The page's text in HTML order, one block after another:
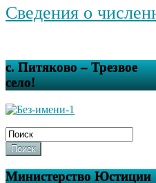
Сведения о
с. Питяково – Трезвое
село!
Поиск
Министерство Юстиции